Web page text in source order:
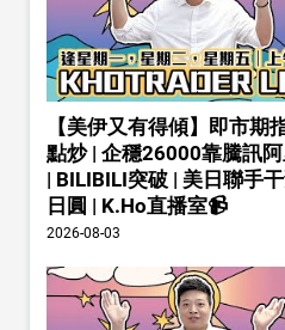
【美伊又有得傾】即市期
點炒 | 企穩26000靠騰訊
| BILIBILI突破 | 美日聯手
日圓 | K.Ho直播室📹
2026-08-03